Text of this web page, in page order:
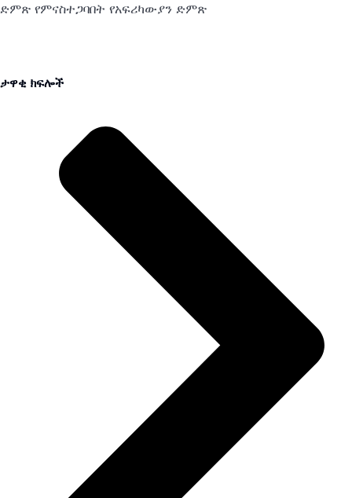
ድምጽ የምናስተጋባበት የአፍሪካውያን ድምጽ
ታዋቂ ክፍሎች